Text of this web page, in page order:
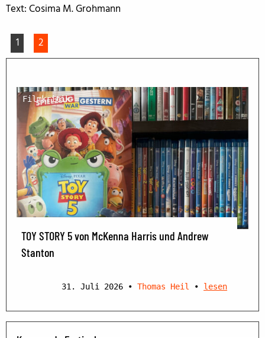
Text: Cosima M. Grohmann
1 2
Filmkritik
TOY STORY 5 von McKenna Harris und Andrew
Stanton
31. Juli 2026 • Thomas Heil • lesen